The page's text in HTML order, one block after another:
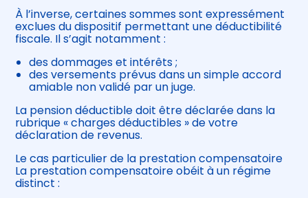
À l’inverse, certaines sommes sont expressément
exclues du dispositif permettant une déductibilité
fiscale. Il s’agit notamment :
des dommages et intérêts ;
des versements prévus dans un simple accord
amiable non validé par un juge.
La pension déductible doit être déclarée dans la
rubrique « charges déductibles » de votre
déclaration de revenus.
Le cas particulier de la prestation compensatoire
La prestation compensatoire obéit à un régime
distinct :